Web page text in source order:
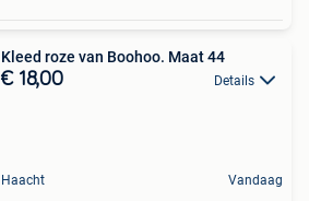
Kleed roze van Boohoo. Maat 44
€ 18,00 Details
Haacht Vandaag